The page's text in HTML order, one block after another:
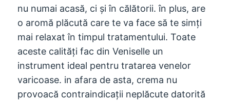
nu numai acasă, ci și în călătorii. în plus, are
o aromă plăcută care te va face să te simți
mai relaxat în timpul tratamentului. Toate
aceste calități fac din Veniselle un
instrument ideal pentru tratarea venelor
varicoase. in afara de asta, crema nu
provoacă contraindicații neplăcute datorită